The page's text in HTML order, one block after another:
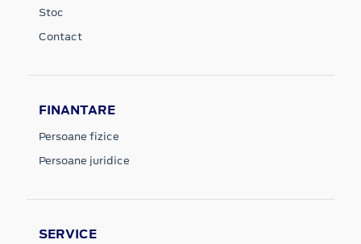
Stoc
Contact
FINANTARE
Persoane fizice
Persoane juridice
SERVICE